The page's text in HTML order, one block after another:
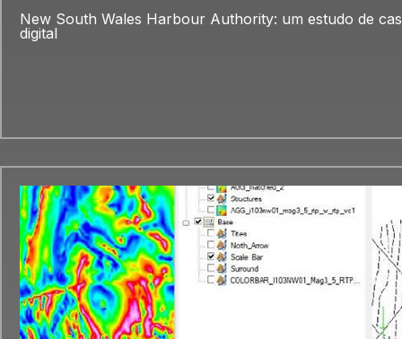
New South Wales Harbour Authority: um estudo de
digital